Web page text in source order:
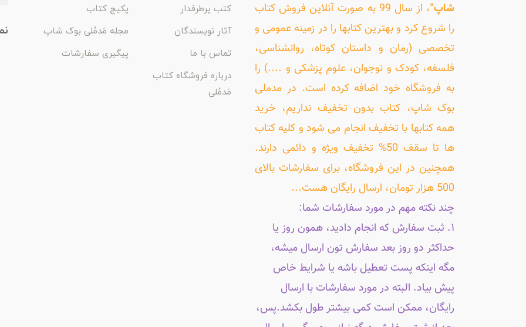
شاپ"
، از سال 99 به صورت آنلاین فروش کتاب
را شروع کرد و بهترین کتابها را در زمینه عمومی و
تخصصی (رمان و داستان کوتاه، روانشناسی،
فلسفه، کودک و نوجوان، علوم پزشکی و ....) را
به فروشگاه خود اضافه کرده است. در مدملی
بوک شاپ، کتاب بدون تخفیف نداریم، خرید
همه کتابها با تخفیف انجام می شود و کلیه کتاب
ها تا سقف 50% تخفیف ویژه و دائمی دارند.
همچنین در این فروشگاه، برای سفارشات بالای
500 هزار تومان، ارسال رایگان هست...
چند نکته مهم در مورد سفارشات شما:
۱. ثبت سفارش که انجام دادید، همون روز یا
حداکثر دو روز بعد سفارش تون ارسال میشه،
مگه اینکه پست تعطیل باشه یا شرایط خاص
پیش بیاد. البته در مورد سفارشات با ارسال
رایگان، ممکن است کمی بیشتر طول بکشد.پس،
کتب پرطرفدار
پکیج کتاب
آثار نویسندگان
مجله مَدمُلی بوک شاپ
تماس با ما
پیگیری سفارشات
درباره فروشگاه کتاب
مَدمُلی